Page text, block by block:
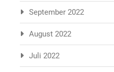
September 2022
August 2022
Juli 2022